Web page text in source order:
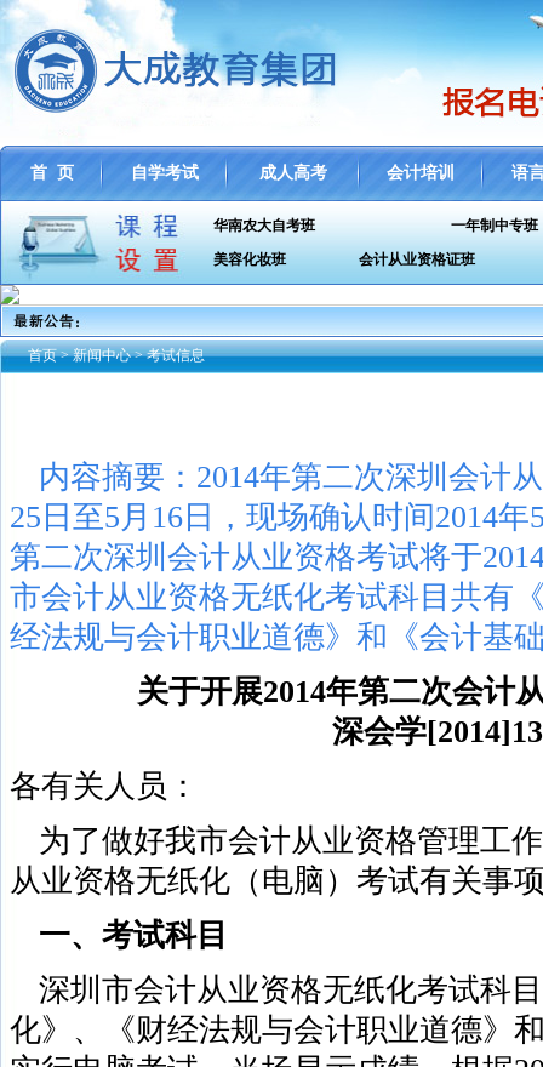
首 页 自学考试 成人高考 会计培训 语
华南农大自考班
一年制中专班
美容化妆班
会计从业资格证班
自
首页 > 新闻中心 > 考试信息
内容摘要：2014年第二次深圳会计
25日至5月16日，现场确认时间2014年
第二次深圳会计从业资格考试将于
市会计从业资格无纸化考试科目共有
经法规与会计职业道德》和《会计基
关于开展2014年第二次会计
深会学
各有关人员：
为了做好我市会计从业资格管理工
从业资格无纸化（电脑）考试有关事
一、考试科目
深圳市会计从业资格无纸化考试科
化》、《财经法规与会计职业道德》